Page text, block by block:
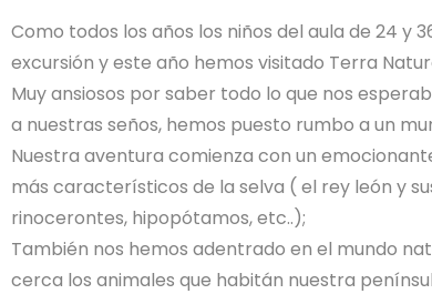
Como todos los años los niños del aula de 24
excursión y este año hemos visitado Terra
Muy ansiosos por saber todo lo que nos
a nuestras seños, hemos puesto rumbo a un
Nuestra aventura comienza con un
más característicos de la selva ( el rey león y
rinocerontes, hipopótamos, etc..);
También nos hemos adentrado en el mundo
cerca los animales que habitán nuestra